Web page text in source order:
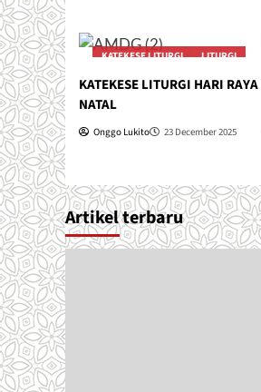
KATEKESE LITURGI LITURGI
KATEKESE LITURGI HARI RAYA
NATAL
Onggo Lukito 23 December 2025
Artikel terbaru